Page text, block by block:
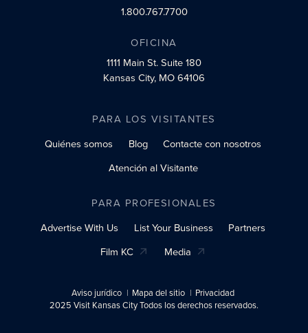
1.800.767.7700
OFICINA
1111 Main St.Suite 180
Kansas City, MO 64106
PARA LOS VISITANTES
Quiénes somos
Blog
Contacte con nosotros
Atención al Visitante
PARA PROFESIONALES
Advertise With Us
List Your Business
Partners
Film KC
Media
Aviso jurídico Mapa del sitio
Privacidad
2025 Visit Kansas City Todos los derechos reservados.